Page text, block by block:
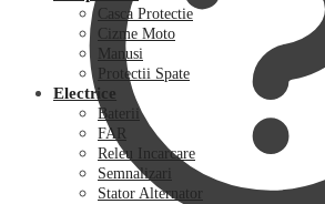
Casca Protectie
Cizme Moto
Manusi
Protectii Spate
Electrice
Baterii
FAR
Releu Incarcare
Semnalizari
Stator Alternator